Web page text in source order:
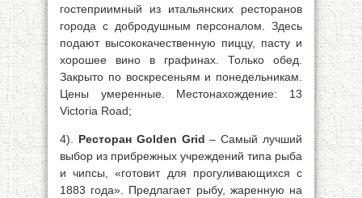
гостеприимный из итальянских ресторанов
города с добродушным персоналом. Здесь
подают высококачественную пиццу, пасту и
хорошее вино в графинах. Только обед.
Закрыто по воскресеньям и понедельникам.
Цены умеренные. Местонахождение: 13
Victoria Road;
4). Ресторан Golden Grid – Самый лучший
выбор из прибрежных учреждений типа рыба
и чипсы, «готовит для прогуливающихся с
1883 года». Предлагает рыбу, жаренную на